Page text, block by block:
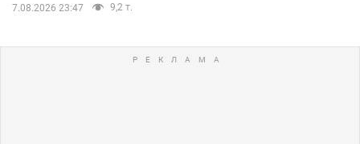
7.08.2026 23:47 9,2 т.